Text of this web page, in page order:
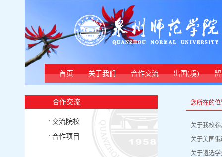
首页 关于我们 合作交流 出国(境)
合作交流
交流院校
合作项目
您所在的位
关于我校参
关于美国俄
关于遴选学